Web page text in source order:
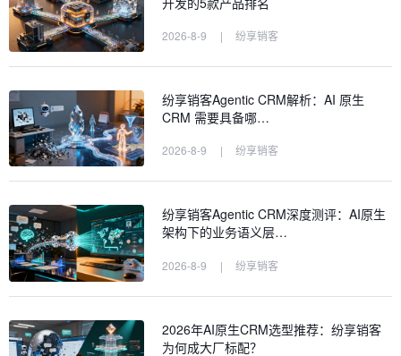
2026-8-9 | 纷享销客
纷享销客Agentic CRM解析：AI 原生
CRM 需要具备哪…
2026-8-9 | 纷享销客
纷享销客Agentic CRM深度测评：AI原生
架构下的业务语义层…
2026-8-9 | 纷享销客
2026年AI原生CRM选型推荐：纷享销客
为何成大厂标配？